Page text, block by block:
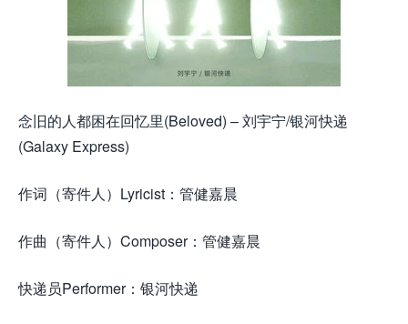
念旧的人都困在回忆里(Beloved) – 刘宇宁/银河快递
(Galaxy Express)
作词（寄件人）Lyricist：管健嘉晨
作曲（寄件人）Composer：管健嘉晨
快递员Performer：银河快递